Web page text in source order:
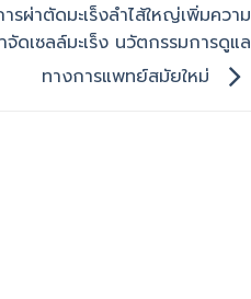
รผ่าตัดมะเร็งลำไส้ใหญ่เพิ่มความ
จัดเซลล์มะเร็ง นวัตกรรมการดูแล
ทางการแพทย์สมัยใหม่